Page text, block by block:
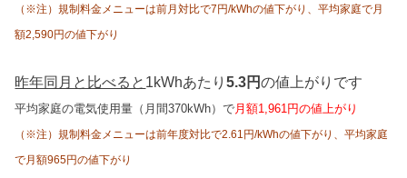
（※注）規制料金メニューは前月対比で7円/kWhの値下がり、平均家庭で月
額2,590円の値下がり
昨年同月と比べると 1kWhあたり5.3円の値上がりです
平均家庭の電気使用量（月間370kWh）で月額1,961円の値上がり
（※注）規制料金メニューは前年度対比で2.61円/kWhの値下がり、平均家庭
で月額965円の値下がり